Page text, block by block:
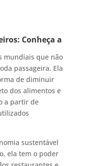
Conheça a
mundiais que não
passageira. Ela
de diminuir
dos alimentos e
a partir de
sustentável
ela tem o poder